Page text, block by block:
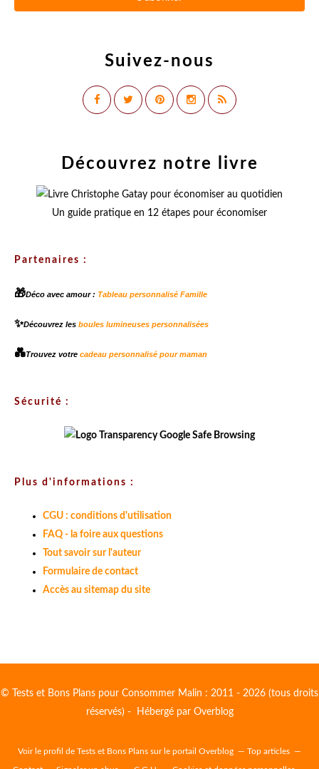
Suivez-nous
Découvrez notre livre
Un guide pratique en 12 étapes pour économiser
Partenaires :
🎁Déco avec amour : Tableau personnalisé Famille
✨Découvrez les boules lumineuses personnalisées
💑Trouvez votre cadeau personnalisé pour maman
Sécurité :
Plus d'informations :
CGU : conditions d'utilisation
FAQ - la foire aux questions
Tout savoir sur l'auteur
Formulaire de contact
Accès au sitemap du site
© Tests et Bons Plans pour Consommer Malin : 2011 - 2026 (tous droits
réservés) - Hébergé par Overblog
Voir le profil de Tests et Bons Plans sur le portail Overblog Top articles